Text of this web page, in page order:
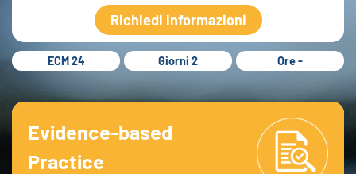
Richiedi informazioni
ECM 24 Giorni 2 Ore -
Evidence-based
Practice